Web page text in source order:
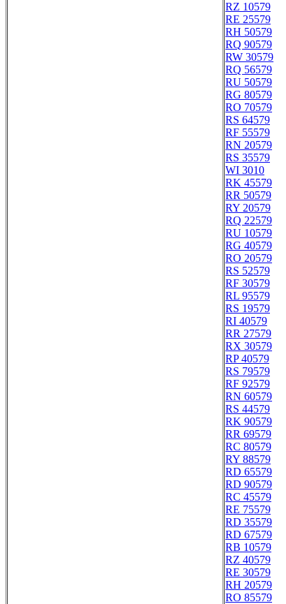
RZ 10579
RE 25579
RH 50579
RQ 90579
RW 30579
RQ 56579
RU 50579
RG 80579
RO 70579
RS 64579
RF 55579
RN 20579
RS 35579
WI 3010
RK 45579
RR 50579
RY 20579
RQ 22579
RU 10579
RG 40579
RO 20579
RS 52579
RF 30579
RL 95579
RS 19579
RI 40579
RR 27579
RX 30579
RP 40579
RS 79579
RF 92579
RN 60579
RS 44579
RK 90579
RR 69579
RC 80579
RY 88579
RD 65579
RD 90579
RC 45579
RE 75579
RD 35579
RD 67579
RB 10579
RZ 40579
RE 30579
RH 20579
RO 85579